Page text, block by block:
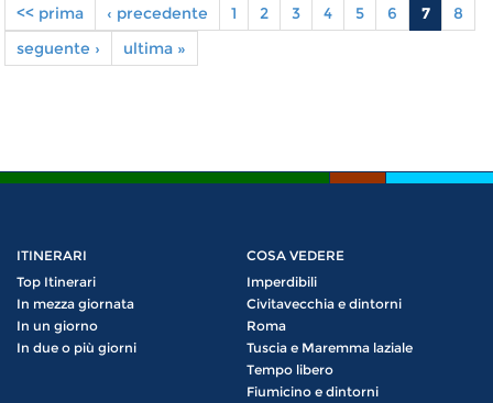
Pagine
<< prima ‹ precedente 1 2 3 4 5 6 7
8
seguente ›
ultima »
ITINERARI
Top Itinerari
In mezza giornata
In un giorno
In due o più giorni
COSA VEDERE
Imperdibili
Civitavecchia e dintorni
Roma
Tuscia e Maremma laziale
Tempo libero
Fiumicino e dintorni